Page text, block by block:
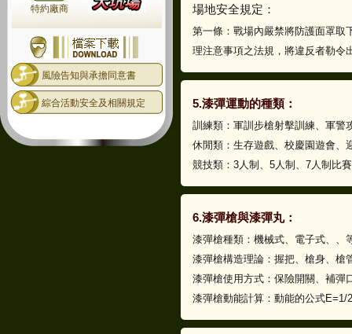
場地安全規定：
第一條：戰場內嚴禁將防護面罩取
理注意事項之法規，將違反者勒令
5.漆彈運動的種類：
訓練類：軍訓步槍射擊訓練、軍警
休閒類：生存遊戲、校慶園遊會、
競技類：3人制、5人制、7人制比
6.漆彈槍與漆彈丸：
漆彈槍種類：機械式、電子式、、
漆彈槍構造理論：握把、槍身、槍
漆彈槍使用方式：保險開關、補彈
漆彈槍動能計算：動能的公式E=1/
特約廠商
風險告知與承擔同意書
綜合活動安全及相關規定